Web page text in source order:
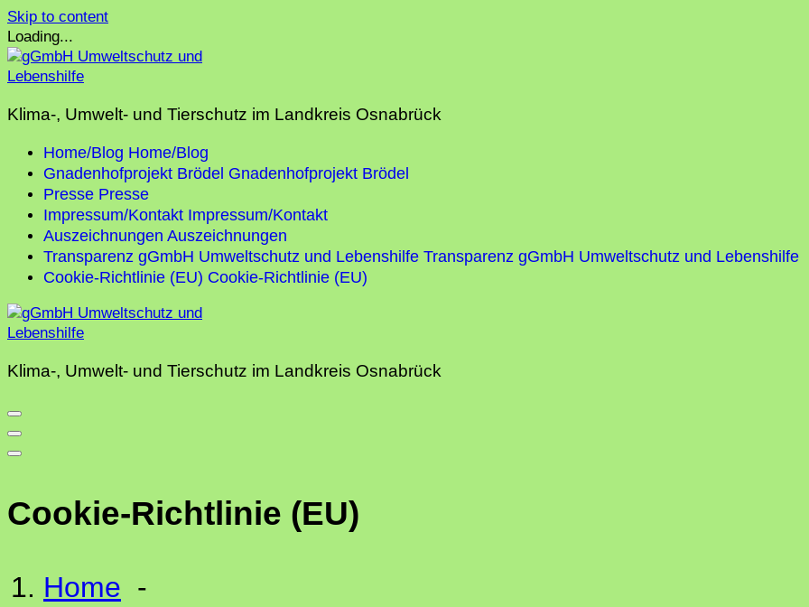
Skip to content
Loading...
Klima-, Umwelt- und Tierschutz im Landkreis Osnabrück
Home/Blog Home/Blog
Gnadenhofprojekt Brödel Gnadenhofprojekt Brödel
Presse Presse
Impressum/Kontakt Impressum/Kontakt
Auszeichnungen Auszeichnungen
Transparenz gGmbH Umweltschutz und Lebenshilfe Transparenz gGmbH Umweltschutz und Lebenshilfe
Cookie-Richtlinie (EU) Cookie-Richtlinie (EU)
Klima-, Umwelt- und Tierschutz im Landkreis Osnabrück
Cookie-Richtlinie (EU)
Home -